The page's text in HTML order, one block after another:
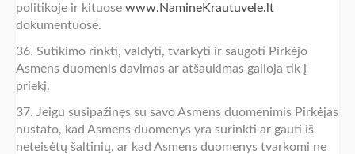
politikoje ir kituose www.NamineKrautuvele.lt
dokumentuose.
36. Sutikimo rinkti, valdyti, tvarkyti ir saugoti Pirkėjo
Asmens duomenis davimas ar atšaukimas galioja tik į
priekį.
37. Jeigu susipažinęs su savo Asmens duomenimis Pirkėjas
nustato, kad Asmens duomenys yra surinkti ar gauti iš
neteisėtų šaltinių, ar kad Asmens duomenys tvarkomi ne